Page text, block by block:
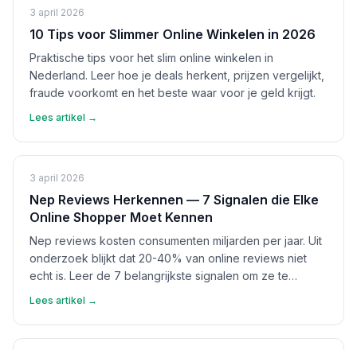
3 april 2026
10 Tips voor Slimmer Online Winkelen in 2026
Praktische tips voor het slim online winkelen in
Nederland. Leer hoe je deals herkent, prijzen vergelijkt,
fraude voorkomt en het beste waar voor je geld krijgt.
Lees artikel →
3 april 2026
Nep Reviews Herkennen — 7 Signalen die Elke
Online Shopper Moet Kennen
Nep reviews kosten consumenten miljarden per jaar. Uit
onderzoek blijkt dat 20-40% van online reviews niet
echt is. Leer de 7 belangrijkste signalen om ze te
Lees artikel →